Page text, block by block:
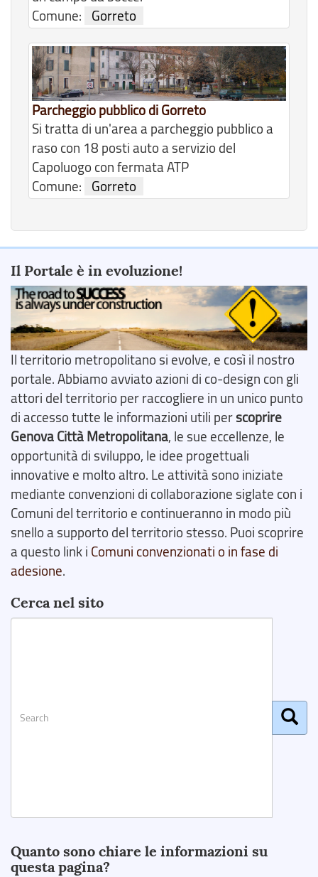
Comune:
Gorreto
Parcheggio pubblico di Gorreto
Si tratta di un'area a parcheggio pubblico a
raso con 18 posti auto a servizio del
Capoluogo con fermata ATP
Comune:
Gorreto
Il Portale è in evoluzione!
Il territorio metropolitano si evolve, e così il nostro
portale. Abbiamo avviato azioni di co-design con gli
attori del territorio per raccogliere in un unico punto
di accesso tutte le informazioni utili perscoprire
Genova Città Metropolitana, le sue eccellenze, le
opportunità di sviluppo, le idee progettuali
innovative e molto altro. Le attività sono iniziate
mediante convenzioni di collaborazione siglate con i
Comuni del territorio e continueranno in modo più
snello a supporto del territorio stesso. Puoi scoprire
a questo link i Comuni convenzionati o in fase di
adesione.
Cerca nel sito
Quanto sono chiare le informazioni su
questa pagina?